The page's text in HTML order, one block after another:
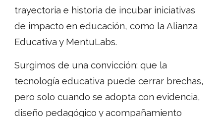
trayectoria e historia de incubar iniciativas
de impacto en educación, como la Alianza
Educativa y MentuLabs.
Surgimos de una convicción: que la
tecnología educativa puede cerrar brechas,
pero solo cuando se adopta con evidencia,
diseño pedagógico y acompañamiento